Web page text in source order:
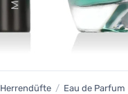
Herrendüfte / Eau de Parfum